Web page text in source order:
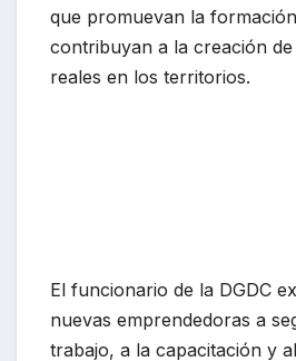
que promuevan la
contribuyan a la creación
reales en los territorios.
El funcionario de la DGDC
nuevas emprendedoras a
trabajo, a la capacitación y